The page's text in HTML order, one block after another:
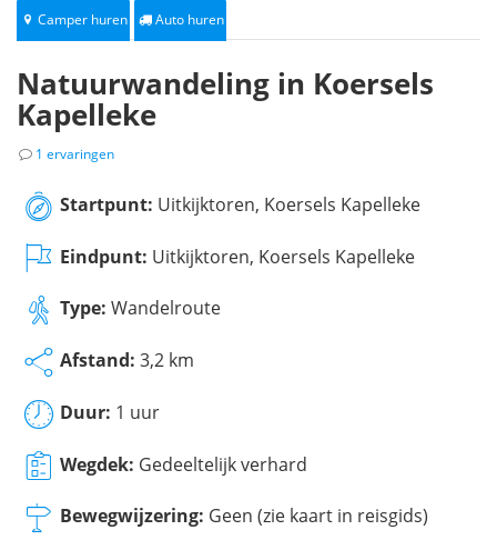
Camper huren Auto huren
Natuurwandeling in Koersels
Kapelleke
1 ervaringen
Startpunt: Uitkijktoren, Koersels Kapelleke
Eindpunt: Uitkijktoren, Koersels Kapelleke
Type: Wandelroute
Afstand: 3,2 km
Duur: 1 uur
Wegdek: Gedeeltelijk verhard
Bewegwijzering: Geen (zie kaart in reisgids)